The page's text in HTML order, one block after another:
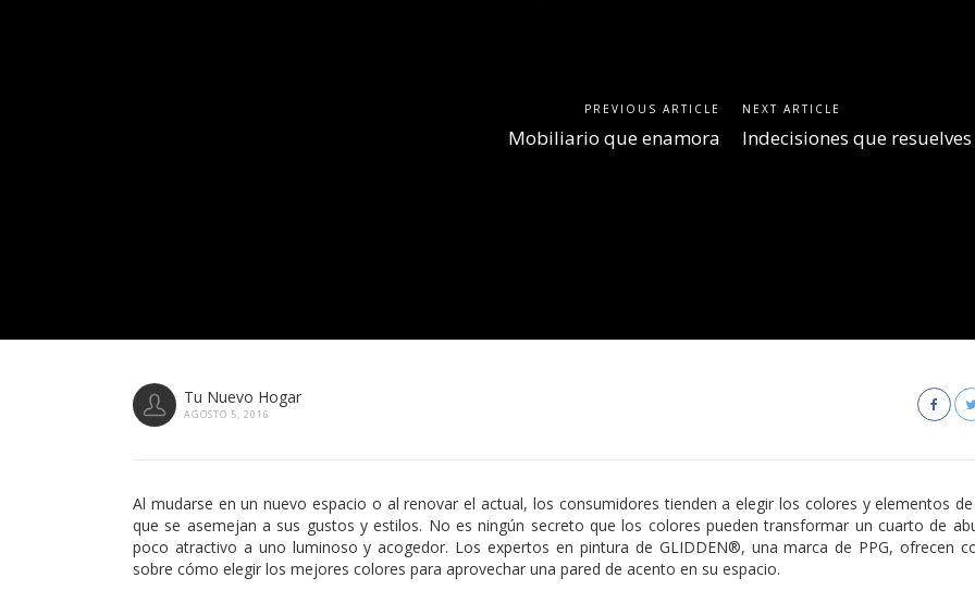
PREVIOUS ARTICLE
Mobiliario que enamora
NEXT ARTICLE
Indecisiones que resuelves
Tu Nuevo Hogar
AGOSTO 5, 2016
Al mudarse en un nuevo espacio o al renovar el actual, los consumidores tienden a elegir los colores y elementos
que se asemejan a sus gustos y estilos. No es ningún secreto que los colores pueden transformar un cuarto de
poco atractivo a uno luminoso y acogedor. Los expertos en pintura de GLIDDEN®, una marca de PPG, ofrecen
sobre cómo elegir los mejores colores para aprovechar una pared de acento en su espacio.